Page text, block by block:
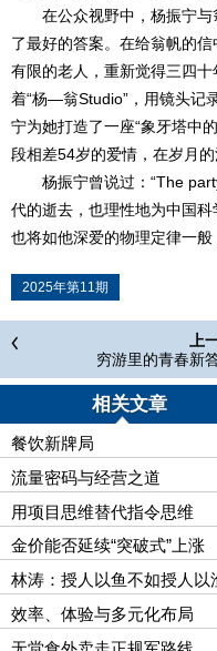
在公众视野中，杨振宁与
了最好的答案。在给翁帆的
有限的老人，重新觉得三四
着“杨—翁Studio”，用镜头记
宁为她打造了一座“象牙塔中
段相差54岁的爱情，在岁月
杨振宁曾说过：“The
代的逝去，也理性地为中国
也将如他深爱的物理定律一般
2025年第11期
上
穷游里的青春新
相关文章
餐饮新牌局
流量密码与经营之道
用项目思维替代指令思维
金价能否延续“突破式”上涨
林涛：授人以鱼不如授人以
效率、体验与多元化布局